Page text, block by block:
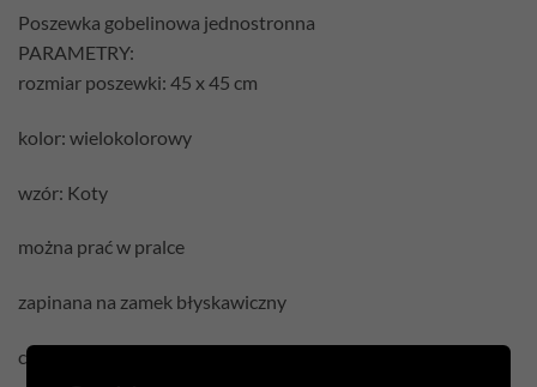
Poszewka gobelinowa jednostronna
PARAMETRY:
rozmiar poszewki: 45 x 45 cm
kolor: wielokolorowy
wzór: Koty
można prać w pralce
zapinana na zamek błyskawiczny
cena podana jest za samą poszewkę bez wypełnienia